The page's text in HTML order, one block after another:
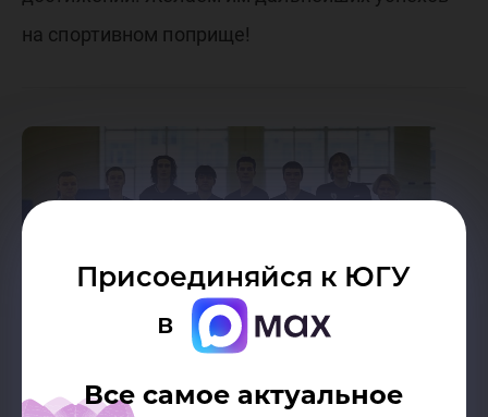
Присоединяйся к ЮГУ
в
Все самое актуальное
на спортивном поприще!